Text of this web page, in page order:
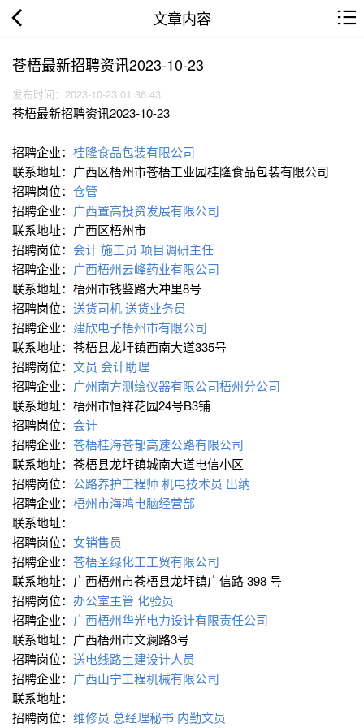
文章内容
苍梧最新招聘资讯2023-10-23
发布时间：2023-10-23 01:36:43
苍梧最新招聘资讯2023-10-23
招聘企业： 桂隆食品包装有限公司
联系地址：广西区梧州市苍梧工业园桂隆食品包装有限公司
招聘岗位： 仓管
招聘企业： 广西置高投资发展有限公司
联系地址：广西区梧州市
招聘岗位： 会计施工员 项目调研主任
招聘企业： 广西梧州云峰药业有限公司
联系地址：梧州市钱鉴路大冲里8号
招聘岗位： 送货司机送货业务员
招聘企业： 建欣电子梧州市有限公司
联系地址：苍梧县龙圩镇西南大道335号
招聘岗位： 文员 会计助理
招聘企业： 广州南方测绘仪器有限公司梧州分公司
联系地址：梧州市恒祥花园24号B3铺
招聘岗位： 会计
招聘企业： 苍梧桂海苍郁高速公路有限公司
联系地址：苍梧县龙圩镇城南大道电信小区
招聘岗位： 公路养护工程师机电技术员 出纳
招聘企业： 梧州市海鸿电脑经营部
联系地址：
招聘岗位： 女销售员
招聘企业： 苍梧圣绿化工工贸有限公司
联系地址：广西梧州市苍梧县龙圩镇广信路 398 号
招聘岗位： 办公室主管 化验员
招聘企业： 广西梧州华光电力设计有限责任公司
联系地址：广西梧州市文澜路3号
招聘岗位： 送电线路土建设计人员
招聘企业： 广西山宁工程机械有限公司
联系地址：
招聘岗位： 维修员 总经理秘书 内勤文员